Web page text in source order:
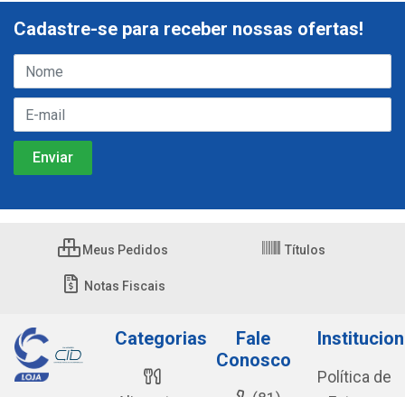
Cadastre-se para receber nossas ofertas!
Meus Pedidos Títulos
Notas Fiscais
Categorias
Fale
Conosco
Política de